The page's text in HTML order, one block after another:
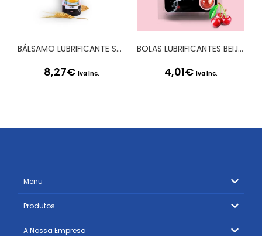
BÁLSAMO LUBRIFICANTE SABOR CERVEJA DRUNK IN LOVE SECRET PLAY 60ML
8,27€ Iva Inc.
BOLAS LUBRIFICANTES BEIJÁVEIS BRAZILIAN BALLS SABOR A CEREJA 2 x 4GR
4,01€ Iva Inc.
Menu
Produtos
A Nossa Empresa